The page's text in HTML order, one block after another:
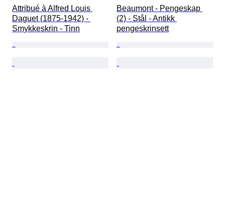
Attribué à Alfred Louis
Daguet (1875-1942) -
Smykkeskrin - Tinn
Beaumont - Pengeskap
(2) - Stål - Antikk
pengeskrinsett